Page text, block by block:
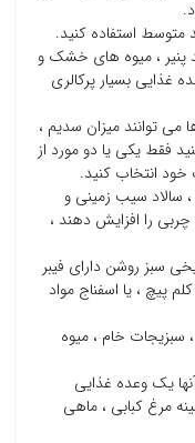
​​استفاده کنید.
پنیر ، میوه های خشک و
غذایی بسیار پرکالری
می توانند میزان سدیم ،
فقط یکی یا دو مورد از
خود انتخاب کنید.
، سالاد سیب زمینی و
را افزایش دهند ،
سبز روشن دارای فیبر
پیچ ، یا اسفناج مواد
، سبزیجات خام ، میوه
یک وعده غذایی
مرغ کبابی ، ماهی